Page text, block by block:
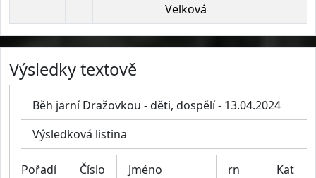
Velková
Výsledky textově
Běh jarní Dražovkou - děti, dospělí - 13.04.2024
Výsledková listina
Pořadí Číslo Jméno rn
Kat